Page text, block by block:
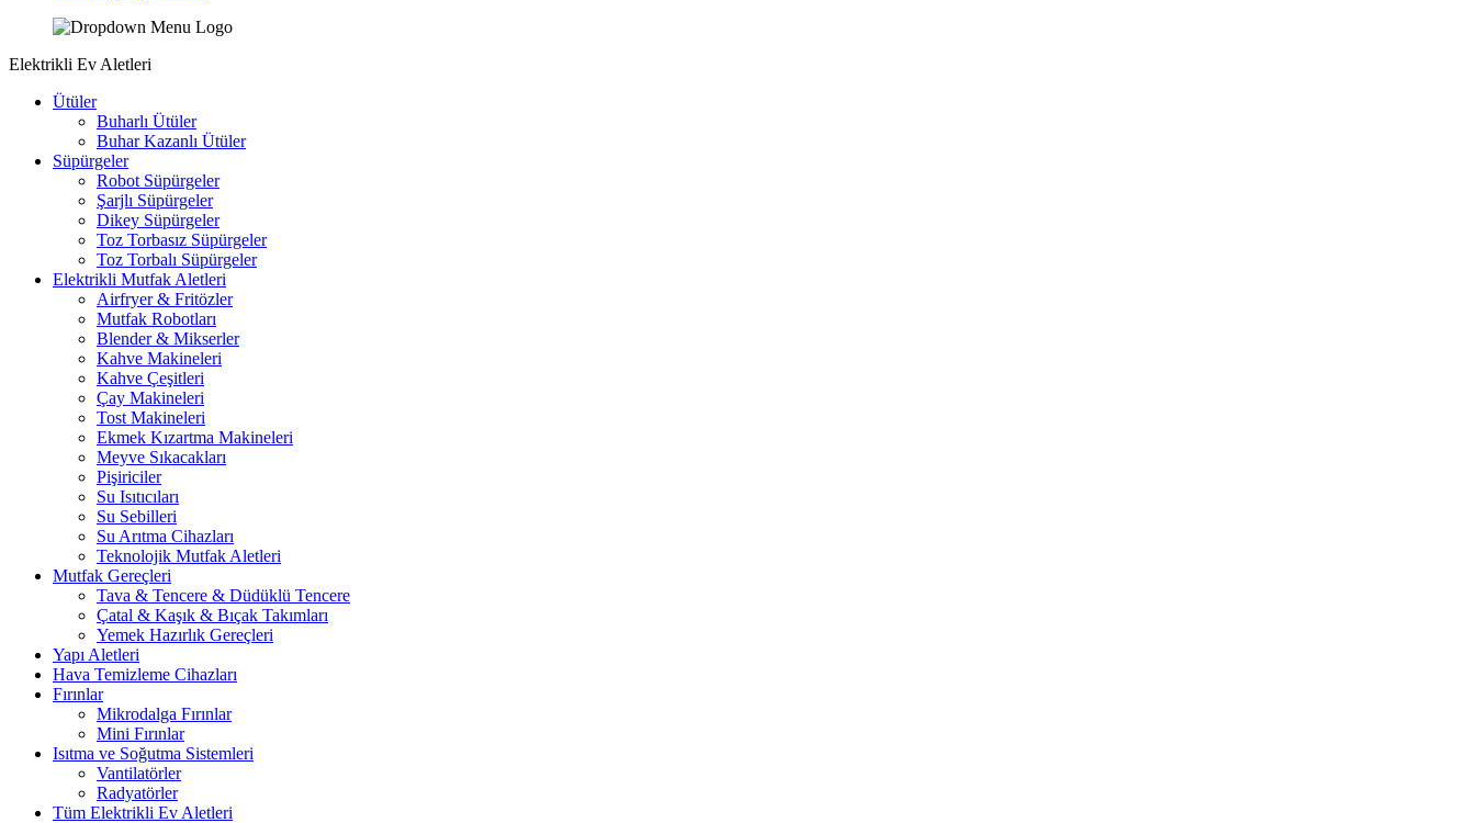
Elektrikli Ev Aletleri
Ütüler
Buharlı Ütüler
Buhar Kazanlı Ütüler
Süpürgeler
Robot Süpürgeler
Şarjlı Süpürgeler
Dikey Süpürgeler
Toz Torbasız Süpürgeler
Toz Torbalı Süpürgeler
Elektrikli Mutfak Aletleri
Airfryer & Fritözler
Mutfak Robotları
Blender & Mikserler
Kahve Makineleri
Kahve Çeşitleri
Çay Makineleri
Tost Makineleri
Ekmek Kızartma Makineleri
Meyve Sıkacakları
Pişiriciler
Su Isıtıcıları
Su Sebilleri
Su Arıtma Cihazları
Teknolojik Mutfak Aletleri
Mutfak Gereçleri
Tava & Tencere & Düdüklü Tencere
Çatal & Kaşık & Bıçak Takımları
Yemek Hazırlık Gereçleri
Yapı Aletleri
Hava Temizleme Cihazları
Fırınlar
Mikrodalga Fırınlar
Mini Fırınlar
Isıtma ve Soğutma Sistemleri
Vantilatörler
Radyatörler
Tüm Elektrikli Ev Aletleri